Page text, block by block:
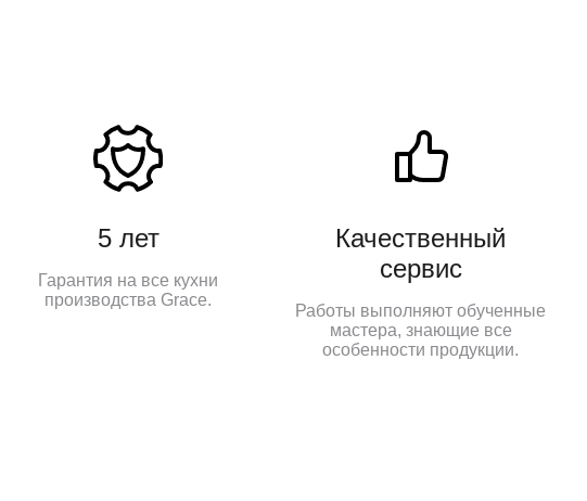
5 лет
Гарантия на все кухни
производства Grace.
Качественный
сервис
Работы выполняют обученные
мастера, знающие все
особенности продукции.